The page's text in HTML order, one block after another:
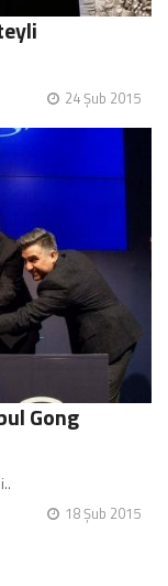
24 Şub 2015
Gong
18 Şub 2015